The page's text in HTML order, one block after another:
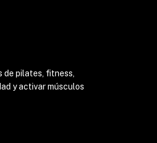
de pilates, fitness,
y activar músculos